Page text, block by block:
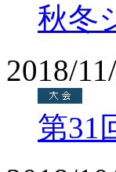
秋冬
2018/
第31